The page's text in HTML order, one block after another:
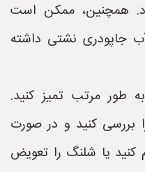
همچنین، ممکن است
نشتی داشته
مرتب تمیز کنید.
کنید و در صورت
یا شلنگ را تعویض